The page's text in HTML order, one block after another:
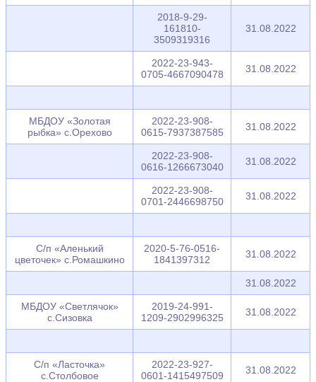
2018-9-29-
161810-
3509319316
31.08.2022
2022-23-943-
0705-4667090478
31.08.2022
МБДОУ «Золотая
рыбка» с.Орехово
2022-23-908-
0615-7937387585
31.08.2022
2022-23-908-
0616-1266673040
31.08.2022
2022-23-908-
0701-2446698750
31.08.2022
С/п «Аленький
цветочек» с.Ромашкино
2020-5-76-0516-
1841397312
31.08.2022
31.08.2022
МБДОУ «Светлячок»
с.Сизовка
2019-24-991-
1209-2902996325
31.08.2022
С/п «Ласточка»
с.Столбовое
2022-23-927-
0601-1415497509
31.08.2022